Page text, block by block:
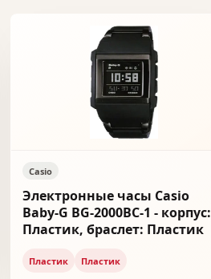
Casio
Электронные часы Casio
Baby-G BG-2000BC-1 - корпус:
Пластик, браслет: Пластик
Пластик Пластик